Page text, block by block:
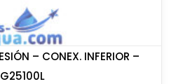
– CONEX. INFERIOR –